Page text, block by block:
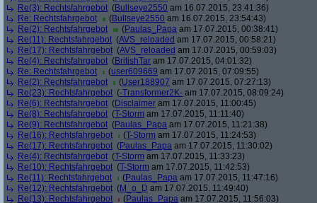
Re(3): Rechtsfahrgebot (Bullseye2550 am 16.07.2015, 23:41:36)
Re: Rechtsfahrgebot
(Bullseye2550 am 16.07.2015, 23:54:43)
Re(2): Rechtsfahrgebot
(Paulas_Papa am 17.07.2015, 00:38:41)
Re(11): Rechtsfahrgebot (AVS_reloaded am 17.07.2015, 00:58:21)
Re(17): Rechtsfahrgebot (AVS_reloaded am 17.07.2015, 00:59:03)
Re(4): Rechtsfahrgebot (BritishTar am 17.07.2015, 04:01:32)
Re: Rechtsfahrgebot
(user609669 am 17.07.2015, 07:09:55)
Re(2): Rechtsfahrgebot
(User188907 am 17.07.2015, 07:27:13)
Re(23): Rechtsfahrgebot (-Transformer2K- am 17.07.2015, 08:09:24)
Re(6): Rechtsfahrgebot (Disclaimer am 17.07.2015, 11:00:45)
Re(8): Rechtsfahrgebot (T-Storm am 17.07.2015, 11:11:40)
Re(9): Rechtsfahrgebot (Paulas_Papa am 17.07.2015, 11:21:38)
Re(16): Rechtsfahrgebot
(T-Storm am 17.07.2015, 11:24:53)
Re(17): Rechtsfahrgebot (Paulas_Papa am 17.07.2015, 11:30:02)
Re(4): Rechtsfahrgebot (T-Storm am 17.07.2015, 11:33:23)
Re(10): Rechtsfahrgebot (T-Storm am 17.07.2015, 11:42:53)
Re(11): Rechtsfahrgebot
(Paulas_Papa am 17.07.2015, 11:47:16)
Re(12): Rechtsfahrgebot (M_o_D am 17.07.2015, 11:49:40)
Re(13): Rechtsfahrgebot
(Paulas_Papa am 17.07.2015, 11:56:03)